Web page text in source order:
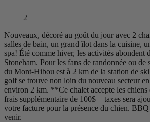
2
Nouveaux, décoré au goût du jour avec 2
salles de bain, un grand îlot dans la cuisine,
spa! Été comme hiver, les activités abondent
Stoneham. Pour les fans de randonnée ou de
du Mont-Hibou est à 2 km de la station de
golf se trouve non loin du nouveau secteur
environ 2 km. **Ce chalet accepte les
frais supplémentaire de 100$ + taxes sera
votre facture pour la présence du chien.
venir.